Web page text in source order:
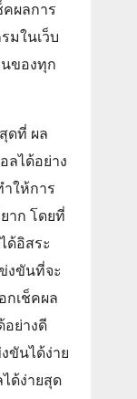
คผลการ
มในเว็บ
นของทุก
ดที่ ผล
ลได้อย่าง
ำให้การ
าก โดยที่
ด้อิสระ
งขันที่จะ
กเช็คผล
อย่างดี
ขันได้ง่าย
ด้ง่ายสุด